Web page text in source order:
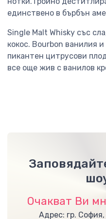
единствено в бърбън
Single Malt Whisky със
кокос. Bourbon ванилия
пикантен цитрусови
все още жив с ванилов
Очакват Ви
Адрес: гр.